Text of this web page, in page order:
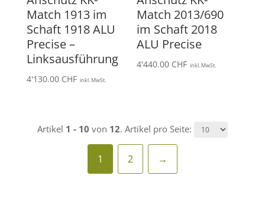
Match 1913 im
Schaft 1918 ALU
Precise –
Linksausführung
4'130.00 CHF inkl. MwSt.
Match 2013/690
im Schaft 2018
ALU Precise
4'440.00 CHF inkl. MwSt.
Artikel 1 - 10 von 12. Artikel pro Seite:
1 2 →